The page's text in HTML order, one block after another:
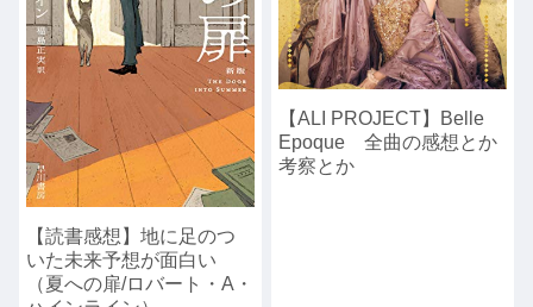
【読書感想】地に足のつ
いた未来予想が面白い
（夏への扉/ロバート・A・
【ALI PROJECT】Belle
Epoque 全曲の感想とか
考察とか